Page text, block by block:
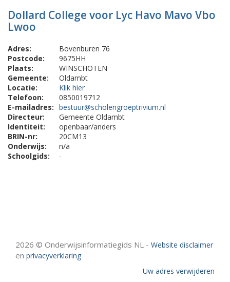
Dollard College voor Lyc Havo Mavo Vbo
Lwoo
Adres:
Bovenburen 76
Postcode:
9675HH
Plaats:
WINSCHOTEN
Gemeente:
Oldambt
Locatie:
Klik hier
Telefoon:
0850019712
E-mailadres: bestuur@scholengroeptrivium.nl
Directeur:
Gemeente Oldambt
Identiteit:
openbaar/anders
BRIN-nr:
20CM13
Onderwijs:
n/a
Schoolgids:
-
2026 © Onderwijsinformatiegids NL - Website disclaimer
en privacyverklaring
Uw adres verwijderen